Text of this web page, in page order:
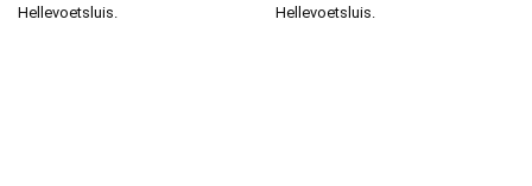
Hellevoetsluis.
Hellevoetsluis.